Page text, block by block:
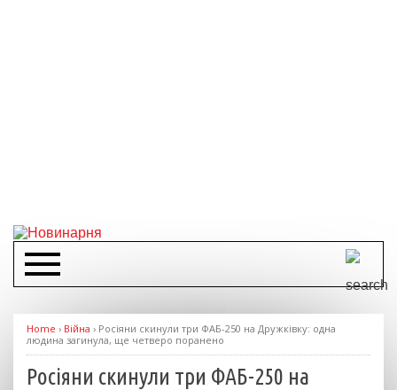
Home › Війна › Росіяни скинули три ФАБ-250 на Дружківку: одна
людина загинула, ще четверо поранено
Росіяни скинули три ФАБ-250 на